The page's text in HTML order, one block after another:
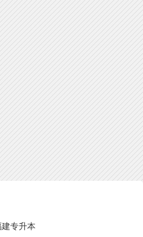
建专升本